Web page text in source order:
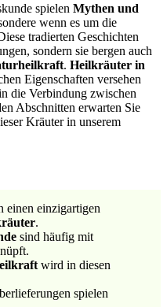
spielen Mythen und
wenn es um die
tradierten Geschichten
sondern sie bergen auch
. Heilkräuter in
Eigenschaften versehen
die Verbindung zwischen
Abschnitten erwarten Sie
Kräuter in unserem
einen einzigartigen
.
sind häufig mit
wird in diesen
spielen